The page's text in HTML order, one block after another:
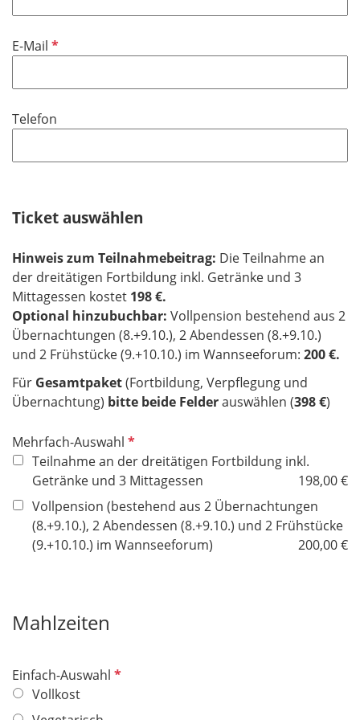
f
l
l
c
t
e
d
E-Mail P
l
c
t
l
Telefon
Ticket auswählen
Hinweis zum Teilnahmebeitrag: Die Teilnahme an
der dreitätigen Fortbildung inkl. Getränke und 3
Mittagessen kostet 198 €.
Optional hinzubuchbar: Vollpension bestehend aus 2
Übernachtungen (8.+9.10.), 2 Abendessen (8.+9.10.)
und 2 Frühstücke (9.+10.10.) im Wannseeforum: 200 €.
Für Gesamtpaket(Fortbildung, Verpflegung und
Übernachtung) bitte beide Felderauswählen (398 €)
Mehrfach-Auswahl P
f
l
h
Teilnahme an der dreitätigen Fortbildung inkl.
Getränke und 3 Mittagessen
198,00 €
Vollpension (bestehend aus 2 Übernachtungen
(8.+9.10.), 2 Abendessen (8.+9.10.) und 2 Frühstücke
(9.+10.10.) im Wannseeforum)
200,00 €
Mahlzeiten
Einfach-Auswahl P
Vollkost